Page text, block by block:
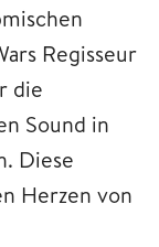
Regisseur
die
Sound in
Diese
Herzen von